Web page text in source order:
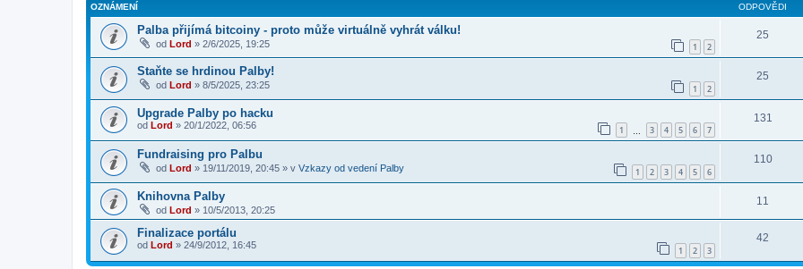
OZNÁMENÍ ODPOVĚDI
Palba přijímá bitcoiny - proto může virtuálně vyhrát válku!
od Lord » 2/6/2025, 19:25 1 2
25
Staňte se hrdinou Palby!
od Lord » 8/5/2025, 23:25 1 2
25
Upgrade Palby po hacku
od Lord » 20/1/2022, 06:56 1 3 4 5 6 7
131
Fundraising pro Palbu
od Lord » 19/11/2019, 20:45 » v Vzkazy od vedení Palby 1 2 3 4 5 6
110
Knihovna Palby
od Lord » 10/5/2013, 20:25
11
Finalizace portálu
od Lord » 24/9/2012, 16:45 1 2 3
42